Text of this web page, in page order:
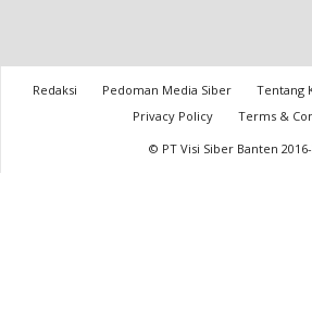
Redaksi Pedoman Media Siber Tentang
Privacy Policy
Terms &
© PT Visi Siber Banten